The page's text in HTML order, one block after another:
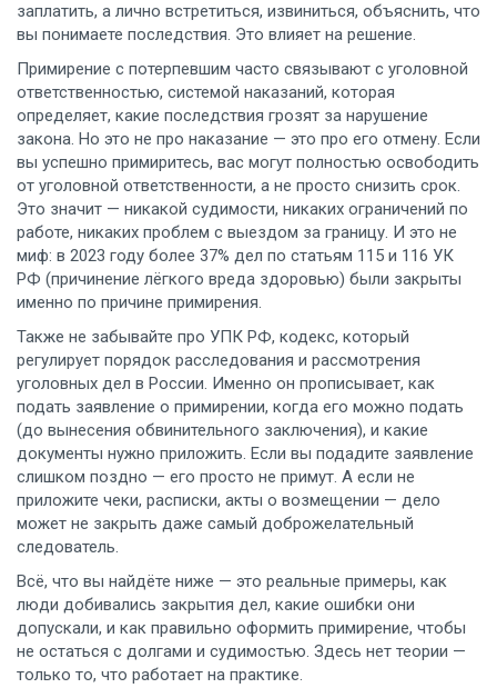
заплатить, а лично встретиться, извиниться, объяснить, что
вы понимаете последствия. Это влияет на решение.
Примирение с потерпевшим часто связывают с уголовной
ответственностью, системой наказаний, которая
определяет, какие последствия грозят за нарушение
закона. Но это не про наказание — это про его отмену. Если
вы успешно примиритесь, вас могут полностью освободить
от уголовной ответственности, а не просто снизить срок.
Это значит — никакой судимости, никаких ограничений по
работе, никаких проблем с выездом за границу. И это не
миф: в 2023 году более 37% дел по статьям 115 и 116 УК
РФ (причинение лёгкого вреда здоровью) были закрыты
именно по причине примирения.
Также не забывайте про УПК РФ, кодекс, который
регулирует порядок расследования и рассмотрения
уголовных дел в России. Именно он прописывает, как
подать заявление о примирении, когда его можно подать
(до вынесения обвинительного заключения), и какие
документы нужно приложить. Если вы подадите заявление
слишком поздно — его просто не примут. А если не
приложите чеки, расписки, акты о возмещении — дело
может не закрыть даже самый доброжелательный
следователь.
Всё, что вы найдёте ниже — это реальные примеры, как
люди добивались закрытия дел, какие ошибки они
допускали, и как правильно оформить примирение, чтобы
не остаться с долгами и судимостью. Здесь нет теории —
только то, что работает на практике.